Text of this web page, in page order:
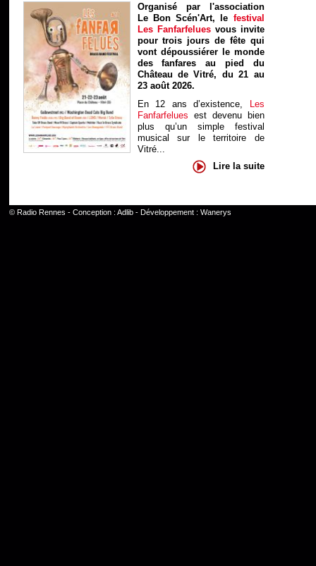
Organisé par l'association
Le Bon Scén'Art, le festival
Les Fanfarfelues vous invite
pour trois jours de fête qui
vont dépoussiérer le monde
des fanfares au pied du
Château de Vitré, du 21 au
23 août 2026.
En 12 ans d’existence, Les
Fanfarfelues est devenu bien
plus qu’un simple festival
musical sur le territoire de
Vitré...
Lire la suite
© Radio Rennes - Conception : Adlib- Développement : Wanerys